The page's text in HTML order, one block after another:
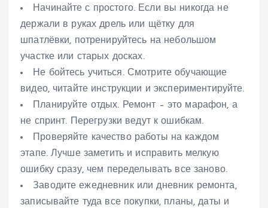
Начинайте с простого. Если вы никогда не
держали в руках дрель или щётку для
шпатлёвки, потренируйтесь на небольшом
участке или старых досках.
Не бойтесь учиться. Смотрите обучающие
видео, читайте инструкции и экспериментируйте.
Планируйте отдых. Ремонт – это марафон, а
не спринт. Перегрузки ведут к ошибкам.
Проверяйте качество работы на каждом
этапе. Лучше заметить и исправить мелкую
ошибку сразу, чем переделывать все заново.
Заводите ежедневник или дневник ремонта,
записывайте туда все покупки, планы, даты и